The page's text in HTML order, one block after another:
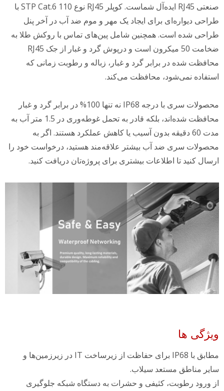
صنعتی RJ45 ایده‌آل شماست. کوپلر RJ45 نوع 110 STP Cat.6 با
طراحی دیواره‌ای برای ایجاد یک مهر و موم ضد آب در آخر پنل
طراحی شده است. همچنین شامل پین‌های تماس با روکش طلا به
ضخامت 50 میکرون است و درپوش گرد و غبار از جک RJ45
محافظت شده در برابر گرد و غبار، زباله و رطوبت زمانی که
استفاده نمی‌شود، محافظت می‌کند.
محصولات سری با درجه IP68 نه تنها 100% در برابر گرد و غبار
محافظت شده‌اند، بلکه قادر به تحمل غوطه‌وری در 1.5 متر آب به
مدت 60 دقیقه بدون آسیب یا کاهش عملکرد هستند. اگر به
محصولات سری ضد آب بیشتر علاقه‌مند هستید، درخواست خود را
ارسال کنید تا اطلاعات بیشتری برای پروژه‌تان دریافت کنید.
ویژگی ها
مطابق با IP68 برای حفاظت از زیرساخت IT در زیرزمین‌ها و
سایر مناطق مستعد سیلاب.
از ورود رطوبت، کثیفی و حشرات به دستگاه شبکه جلوگیری